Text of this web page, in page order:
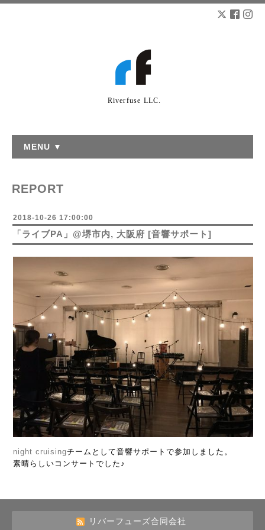
Riverfuse LLC.
MENU ▼
REPORT
2018-10-26 17:00:00
「ライブPA」@堺市内, 大阪府 [音響サポート]
night cruisingチームとして音響サポートで参加しました。
素晴らしいコンサートでした♪
リバーフューズ合同会社